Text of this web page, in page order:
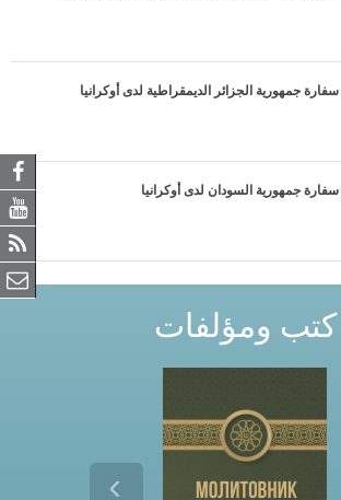
سفارة جمهورية الجزائر الديمقراطية لدى أوكرانيا
سفارة جمهورية السودان لدى أوكرانيا
كتب ومؤلفات